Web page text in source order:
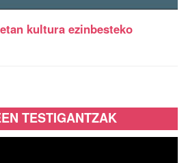
kultura ezinbesteko
TESTIGANTZAK